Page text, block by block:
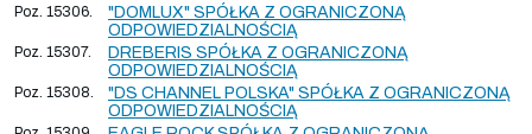
Poz. 15306.
"DOMLUX" SPÓŁKA Z OGRANICZONĄ
ODPOWIEDZIALNOŚCIĄ
Poz. 15307.
DREBERIS SPÓŁKA Z OGRANICZONĄ
ODPOWIEDZIALNOŚCIĄ
Poz. 15308.
"DS CHANNEL POLSKA" SPÓŁKA Z OGRANICZONĄ
ODPOWIEDZIALNOŚCIĄ